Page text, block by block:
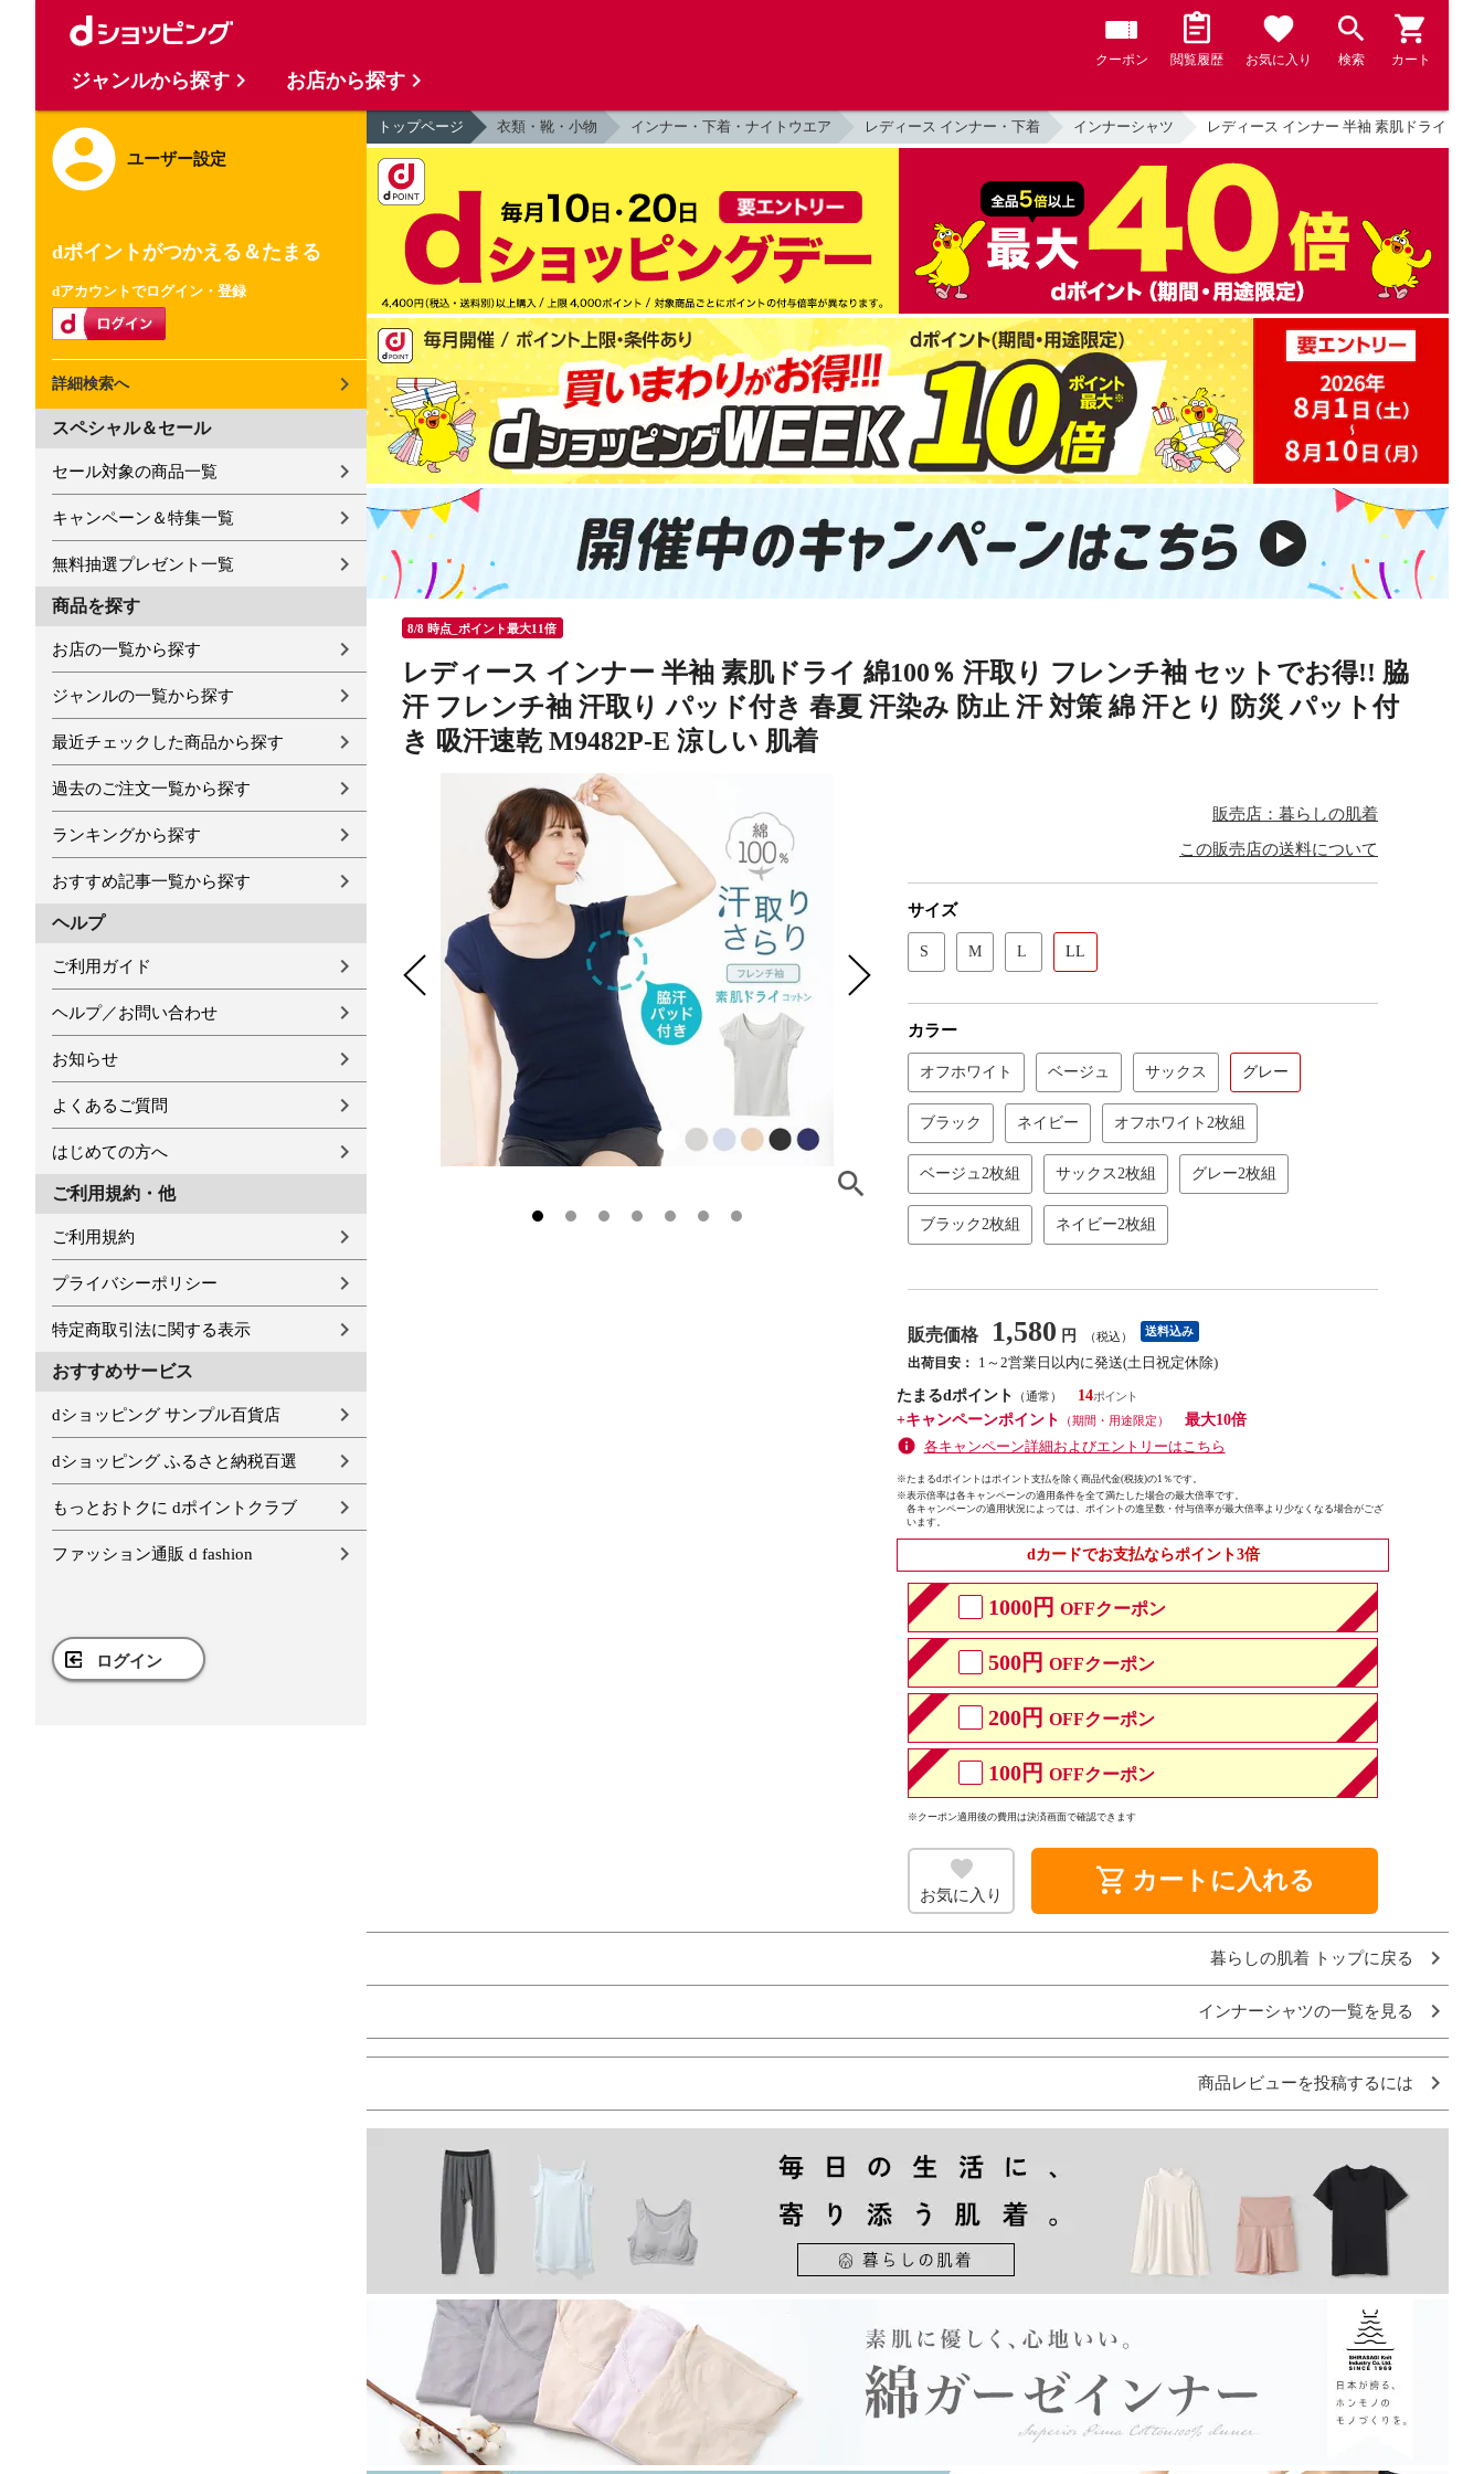
クーポン 閲覧履歴 お気に入り 検索 カート
ユーザー設定
dポイントがつかえる＆たまる
dアカウントでログイン・登録
詳細検索へ
スペシャル＆セール
セール対象の商品一覧
キャンペーン＆特集一覧
無料抽選プレゼント一覧
商品を探す
お店の一覧から探す
ジャンルの一覧から探す
最近チェックした商品から探す
過去のご注文一覧から探す
ランキングから探す
おすすめ記事一覧から探す
ヘルプ
ご利用ガイド
ヘルプ／お問い合わせ
お知らせ
よくあるご質問
はじめての方へ
ご利用規約・他
ご利用規約
プライバシーポリシー
特定商取引法に関する表示
おすすめサービス
dショッピング サンプル百貨店
dショッピング ふるさと納税百選
もっとおトクに dポイントクラブ
ファッション通販 d fashion
ログイン
トップページ 衣類・靴・小物 インナー・下着・ナイトウエア レディース インナー・下着 インナーシャツ レディース インナー 半袖 素肌ドライ 綿
8/8 時点_ポイント最大11倍
レディース インナー 半袖 素肌ドライ 綿100％ 汗取り フレンチ袖 セットでお得!! 脇
汗 フレンチ袖 汗取り パッド付き 春夏 汗染み 防止 汗 対策 綿 汗とり 防災 パット付
き 吸汗速乾 M9482P-E 涼しい 肌着
販売店：暮らしの肌着
この販売店の送料について
サイズ
S M L LL
カラー
オフホワイト ベージュ サックス グレー
ブラック ネイビー オフホワイト2枚組
ベージュ2枚組 サックス2枚組 グレー2枚組
ブラック2枚組 ネイビー2枚組
販売価格 1,580 円 （税込） 送料込み
出荷目安：
1～2営業日以内に発送(土日祝定休除)
たまるdポイント
（通常）
14
+キャンペーンポイント
（期間・用途限定）
最大10倍
各キャンペーン詳細およびエントリーはこちら
※たまるdポイントはポイント支払を除く商品代金(税抜)の1％です。
※表示倍率は各キャンペーンの適用条件を全て満たした場合の最大倍率です。
各キャンペーンの適用状況によっては、ポイントの進呈数・付与倍率が最大倍率より少なくなる場合がござ
います。
dカードでお支払ならポイント3倍
1000円 OFFクーポン
500円 OFFクーポン
200円 OFFクーポン
100円 OFFクーポン
※クーポン適用後の費用は決済画面で確認できます
お気に入り shopping_cart カートに入れる
暮らしの肌着 トップに戻る
インナーシャツの一覧を見る
商品レビューを投稿するには
ジャンルから探す お店から探す